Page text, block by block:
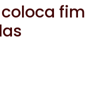
coloca fim